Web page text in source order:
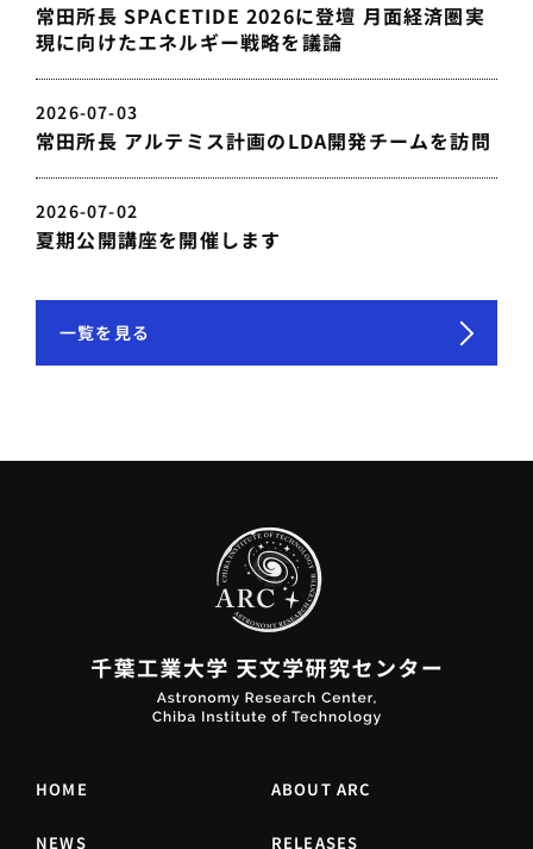
常田所長 SPACETIDE 2026に登壇 月面経済圏実
現に向けたエネルギー戦略を議論
2026-07-03
常田所長 アルテミス計画のLDA開発チームを訪問
2026-07-02
夏期公開講座を開催します
一覧を見る
HOME ABOUT ARC
NEWS RELEASES